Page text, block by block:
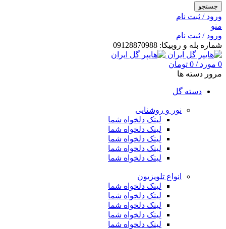
جستجو
ورود / ثبت نام
منو
ورود / ثبت نام
شماره بله و روبیکا: 09128870988
0 مورد /
0 تومان
مرور دسته ها
دسته گل
نور و روشنایی
لینک دلخواه شما
لینک دلخواه شما
لینک دلخواه شما
لینک دلخواه شما
لینک دلخواه شما
انواع تلویزیون
لینک دلخواه شما
لینک دلخواه شما
لینک دلخواه شما
لینک دلخواه شما
لینک دلخواه شما